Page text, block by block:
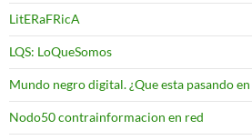
LitERaFRicA
LQS: LoQueSomos
Mundo negro digital. ¿Que esta pasando en
Nodo50 contrainformacion en red